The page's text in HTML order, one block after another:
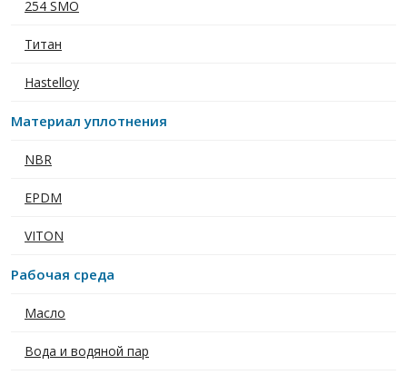
254 SMO
Титан
Hastelloy
Материал уплотнения
NBR
EPDM
VITON
Рабочая среда
Масло
Вода и водяной пар